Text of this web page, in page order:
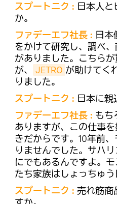
スプートニク : 日本人と
か。
ファデーエフ社長 : 日本
をかけて研究し、調べ
がありました。こちら
が、
JETRO が助けてく
りました。
スプートニク : 日本に親
ファデーエフ社長 : もち
ありますが、この仕事
きだからです。10年前
りませんでした。サハ
にでもあるんですよ。
たち家族はしょっちゅ
スプートニク : 売れ筋商